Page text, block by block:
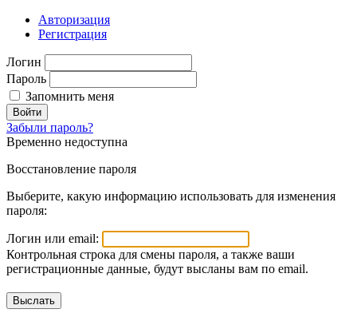
Авторизация
Регистрация
Логин
Пароль
Запомнить меня
Войти
Забыли пароль?
Временно недоступна
Восстановление пароля
Выберите, какую информацию использовать для изменения
пароля:
Логин или email:
Контрольная строка для смены пароля, а также ваши
регистрационные данные, будут высланы вам по email.